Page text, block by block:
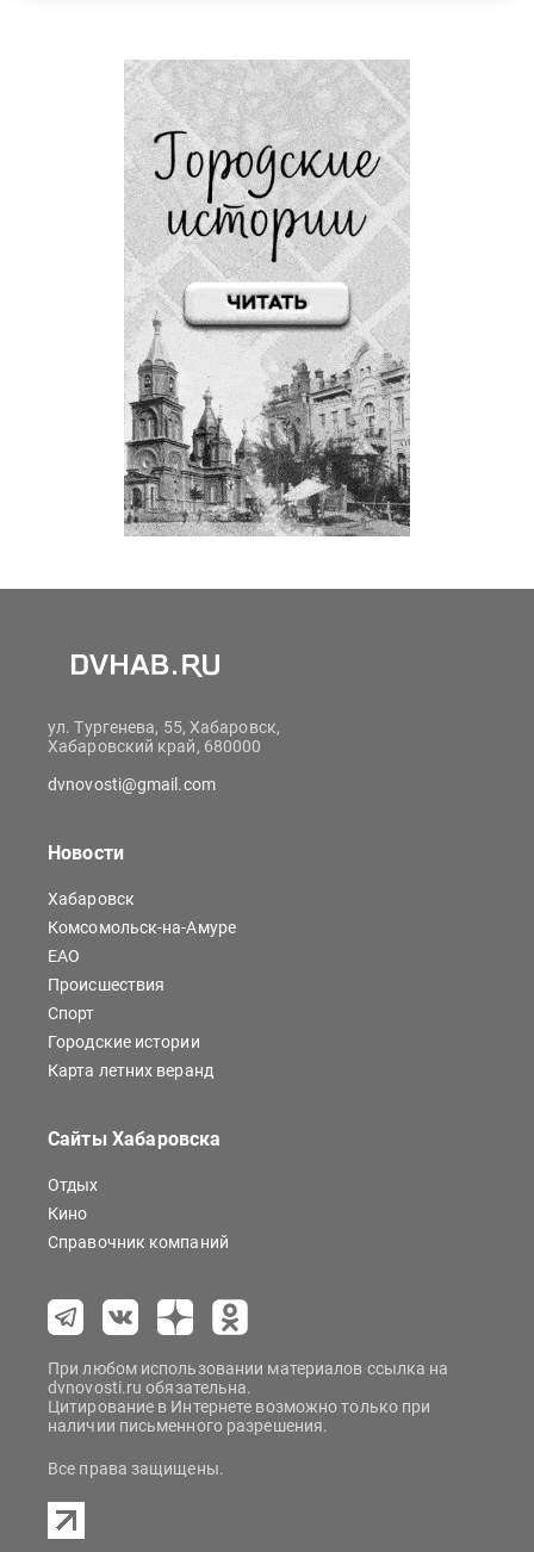
ул. Тургенева, 55, Хабаровск,
Хабаровский край, 680000
dvnovosti@gmail.com
Новости
Хабаровск
Комсомольск-на-Амуре
ЕАО
Происшествия
Спорт
Городские истории
Карта летних веранд
Сайты Хабаровска
Отдых
Кино
Справочник компаний
При любом использовании материалов ссылка на
dvnovosti.ru обязательна.
Цитирование в Интернете возможно только при
наличии письменного разрешения.
Все права защищены.